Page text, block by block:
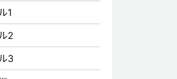
1
2
3